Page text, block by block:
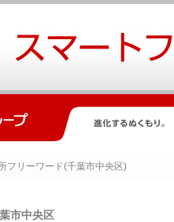
フリーワード(千葉市中央区)
市中央区